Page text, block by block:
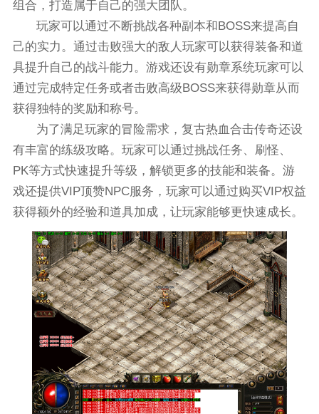
组合，打造属于自己的强大团队。
玩家可以通过不断挑战各种副本和BOSS来提高自
己的实力。通过击败强大的敌人玩家可以获得装备和道
具提升自己的战斗能力。游戏还设有勋章系统玩家可以
通过完成特定任务或者击败高级BOSS来获得勋章从而
获得独特的奖励和称号。
为了满足玩家的冒险需求，复古热血合击传奇还设
有丰富的练级攻略。玩家可以通过挑战任务、刷怪、
PK等方式快速提升等级，解锁更多的技能和装备。游
戏还提供VIP顶赞NPC服务，玩家可以通过购买VIP权益
获得额外的经验和道具加成，让玩家能够更快速成长。